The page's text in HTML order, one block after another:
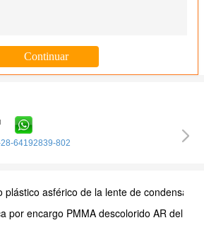
64192839-802
plástico asférico de la lente de
por encargo PMMA descolorido AR del